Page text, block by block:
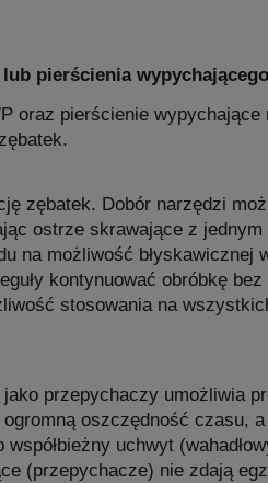
pierścienia wypychającego
oraz pierścienie wypychające
zębatek. Dobór narzędzi
ostrze skrawające z jednym
na możliwość błyskawicznej
kontynuować obróbkę
stosowania na
przepychaczy umożliwia
oszczędność czasu,
uchwyt
(przepychacze) nie zdają